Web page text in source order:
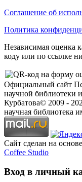
Соглашение об
Политика
Независимая оценка
коду или по ссылке
Официальный сайт
научной библиотеки
Курбатова© 2009 -
научная библиотека
Сайт сделан на
Coffee Studio
Вход в личный